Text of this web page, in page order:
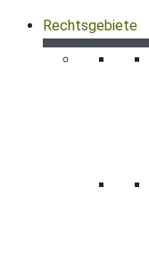
Rechtsgebiete